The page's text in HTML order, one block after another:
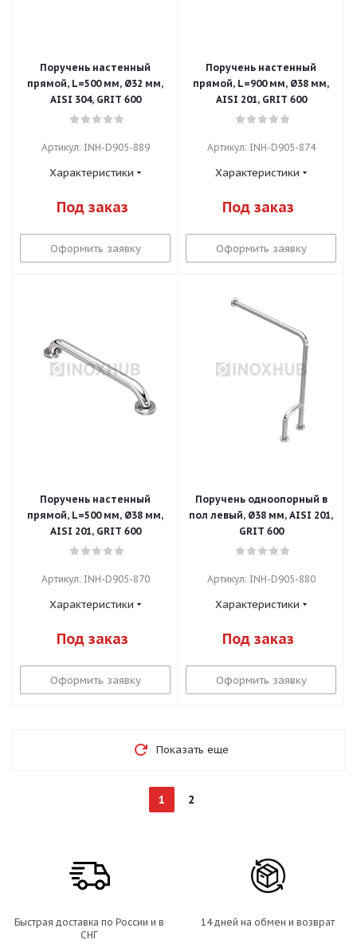
Поручень настенный
прямой, L=500 мм, Ø32 мм,
AISI 304, GRIT 600
Артикул: INH-D905-889
Характеристики
Под заказ
Оформить заявку
Поручень настенный
прямой, L=900 мм, Ø38 мм,
AISI 201, GRIT 600
Артикул: INH-D905-874
Характеристики
Под заказ
Оформить заявку
Поручень настенный
прямой, L=500 мм, Ø38 мм,
AISI 201, GRIT 600
Артикул: INH-D905-870
Характеристики
Под заказ
Оформить заявку
Поручень одноопорный в
пол левый, Ø38 мм, AISI 201,
GRIT 600
Артикул: INH-D905-880
Характеристики
Под заказ
Оформить заявку
Показать еще
1 2
Быстрая доставка по России и в
СНГ
14 дней на обмен и возврат